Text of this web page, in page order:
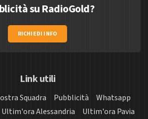
su RadioGold?
RICHIEDI INFO
Link utili
Squadra Pubblicità
Whatsapp
Ultim'ora Alessandria
Ultim'ora Pavia